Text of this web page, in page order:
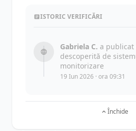
ISTORIC VERIFICĂRI
Gabriela C. a publicat
descoperită de
monitorizare
19 Iun 2026 · ora 09:31
Închide